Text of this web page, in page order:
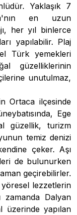
Yaklaşık 7
en uzun
her yıl binlerce
yapılabilir. Plaj
Türk yemekleri
güzelliklerinin
unutulmaz,
Ortaca ilçesinde
Ege
güzellik, turizm
temiz denizi
çeker. Aşı
de bulunurken
geçirebilirler.
lezzetlerin
zamanda Dalyan
üzerinde yapılan